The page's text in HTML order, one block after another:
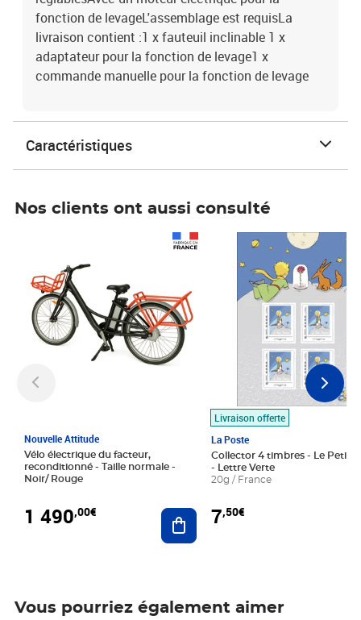
fonction de levageL'assemblage est requisLa
livraison contient :1 x fauteuil inclinable 1 x
adaptateur pour la fonction de levage1 x
commande manuelle pour la fonction de levage
Caractéristiques
Nos clients ont aussi consulté
Nouvelle Attitude
Vélo électrique du facteur,
reconditionné - Taille normale -
Noir/ Rouge
1 490,00€ Ajouter au panier
Livraison offerte
La Poste
Collector 4 timbres - Le Petit
- Lettre Verte
20g / France
7,50€
Prix 7,50€
Vous pourriez également aimer